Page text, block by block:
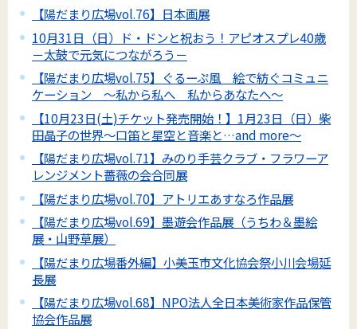
【陽だまり広場vol.76】日本画展
10月31日（日）ド・ドンと祝おう！アピオスプレ40歳
－太鼓で元気につながろう－
【陽だまり広場vol.75】ぐるーぷ風 絵で紡ぐコミュニ
ケーション ～私から私へ 私からあなたへ～
【10月23日(土)チケット発売開始！】1月23日（日）柴
田晶子の世界～口笛と星空と音楽と…and more～
【陽だまり広場vol.71】みのり手芸クラブ・フラワーア
レンジメント薔薇の会合同展
【陽だまり広場vol.70】アトリエあすなろ作品展
【陽だまり広場vol.69】墨遊会作品展（うちわ＆墨絵
展・山野草展）
【陽だまり広場番外編】小美玉市文化協会祭小川会場延
長展
【陽だまり広場vol.68】NPO法人全日本美術家作品保管
協会作品展